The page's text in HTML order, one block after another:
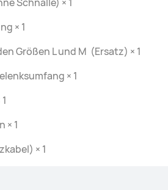
× 1
Größen L und M (Ersatz) × 1
× 1
× 1
× 1